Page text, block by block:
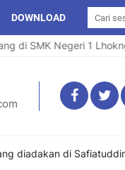
DOWNLOAD
SMK Negeri 1 Lhoknga
diadakan di